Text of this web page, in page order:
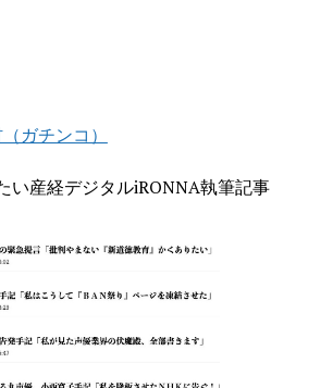
ガチンコ）
い産経デジタルiRONNA執筆記事